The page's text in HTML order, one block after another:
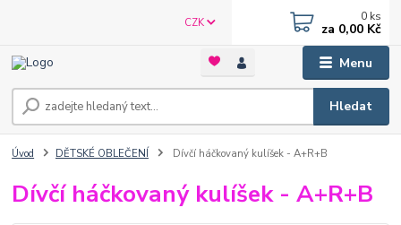
Menu
CZK
Hledat
0 ks
za 0,00 Kč
Úvod DĚTSKÉ OBLEČENÍ Dívčí háčkovaný kulíšek - A+R+B
Dívčí háčkovaný kulíšek - A+R+B